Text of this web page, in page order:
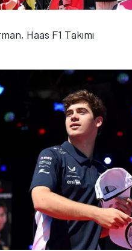
Haas F1 Takımı